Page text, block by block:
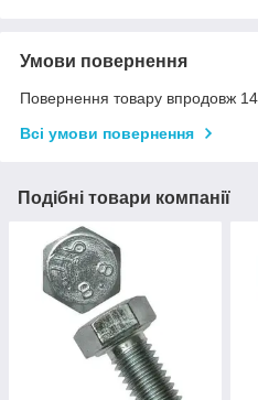
Умови повернення
Повернення товару впродовж
Всі умови повернення
Подібні товари компанії